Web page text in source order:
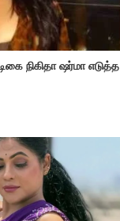
நிகிதா ஷர்மா எடுத்த